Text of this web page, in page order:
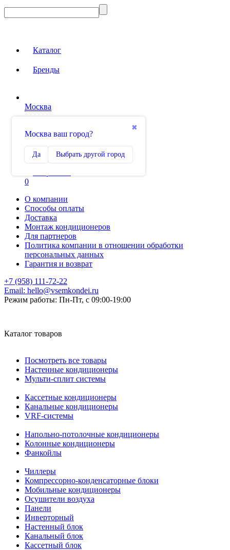
Каталог
Бренды
Москва
✖
Москва ваш город?
Да Выбрать другой город
Сравнение
0
О компании
Способы оплаты
Доставка
Монтаж кондиционеров
Для партнеров
Политика компании в отношении обработки
персональных данных
Гарантия и возврат
+7 (958) 111-72-22
Email: hello@vsemkondei.ru
Режим работы: Пн-Пт, с 09:00-19:00
Каталог товаров
Посмотреть все товары
Настенные кондиционеры
Мульти-сплит системы
Кассетные кондиционеры
Канальные кондиционеры
VRF-системы
Напольно-потолочные кондиционеры
Колонные кондиционеры
Фанкойлы
Чиллеры
Компрессорно-конденсаторные блоки
Мобильные кондиционеры
Осушители воздуха
Панели
Инверторный
Настенный блок
Канальный блок
Кассетный блок